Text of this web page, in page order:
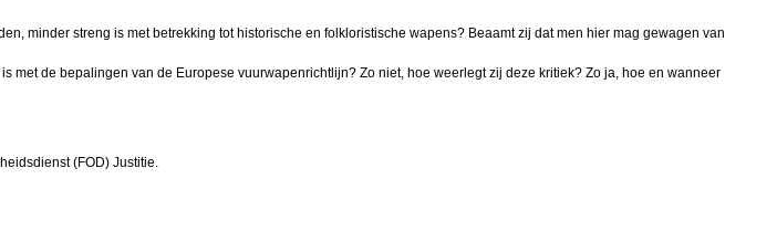
minder streng is met betrekking tot historische en folkloristische wapens? Beaamt zij dat men hier mag gewagen van
de bepalingen van de Europese vuurwapenrichtlijn? Zo niet, hoe weerlegt zij deze kritiek? Zo ja, hoe en wanneer
(FOD) Justitie.